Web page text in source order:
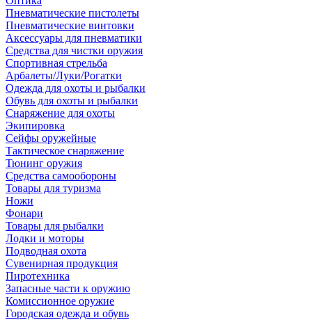
Пневматические пистолеты
Пневматические винтовки
Аксессуары для пневматики
Средства для чистки оружия
Спортивная стрельба
Арбалеты/Луки/Рогатки
Одежда для охоты и рыбалки
Обувь для охоты и рыбалки
Снаряжение для охоты
Экипировка
Сейфы оружейные
Тактическое снаряжение
Тюнинг оружия
Средства самообороны
Товары для туризма
Ножи
Фонари
Товары для рыбалки
Лодки и моторы
Подводная охота
Сувенирная продукция
Пиротехника
Запасные части к оружию
Комиссионное оружие
Городская одежда и обувь